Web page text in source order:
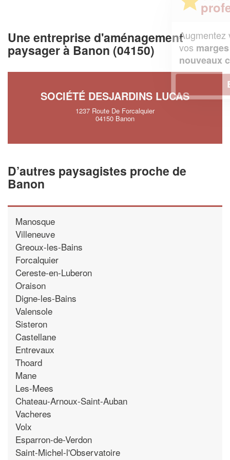
Une entreprise d'aménagement
paysager à Banon (04150)
SOCIÉTÉ DESJARDINS LUCAS
1237 Route De Forcalquier
04150 Banon
D’autres paysagistes proche de
Banon
Manosque
Villeneuve
Greoux-les-Bains
Forcalquier
Cereste-en-Luberon
Oraison
Digne-les-Bains
Valensole
Sisteron
Castellane
Entrevaux
Thoard
Mane
Les-Mees
Chateau-Arnoux-Saint-Auban
Vacheres
Volx
Esparron-de-Verdon
Saint-Michel-l'Observatoire
Augmentez votrechiffre d'affaireset
vosmargestout en gagnant de
nouveaux clients
!